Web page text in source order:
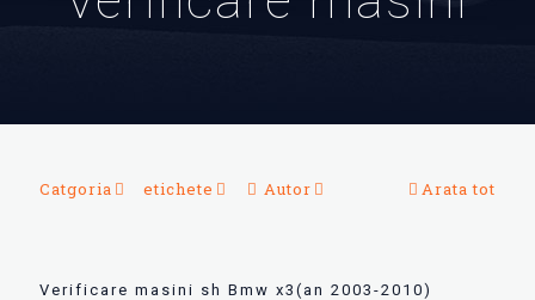
Catgoria etichete Autor Arata tot
Verificare masini sh Bmw x3(an 2003-2010)